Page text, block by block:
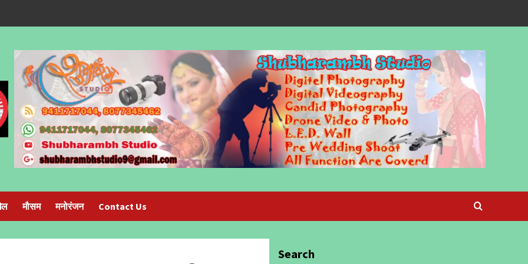
मौसम मनोरंजन Contact Us
Search